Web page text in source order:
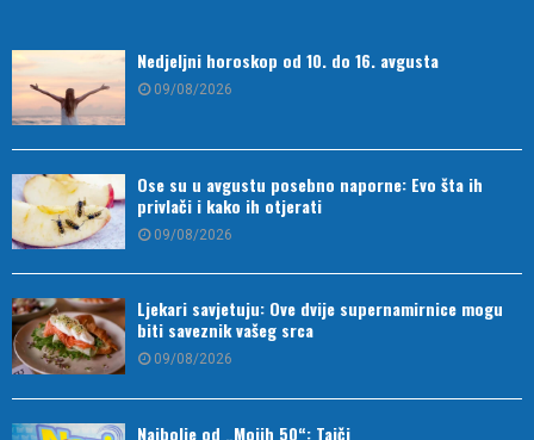
Nedjeljni horoskop od 10. do 16. avgusta
09/08/2026
Ose su u avgustu posebno naporne: Evo šta ih
privlači i kako ih otjerati
09/08/2026
Ljekari savjetuju: Ove dvije supernamirnice mogu
biti saveznik vašeg srca
09/08/2026
Najbolje od „Mojih 50“: Tajči